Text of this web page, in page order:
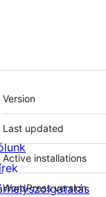
Meta
Version
Last updated
Active installations
WordPress version